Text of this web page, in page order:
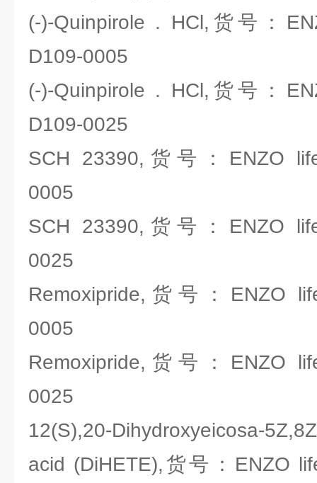
(-)-Quinpirole . HCl,货号：
D109-0005
(-)-Quinpirole . HCl,货号：
D109-0025
SCH 23390,货号：ENZO
0005
SCH 23390,货号：ENZO
0025
Remoxipride,货号：ENZO
0005
Remoxipride,货号：ENZO
0025
12(S),20-Dihydroxyeicosa-
acid (DiHETE),货号：ENZO